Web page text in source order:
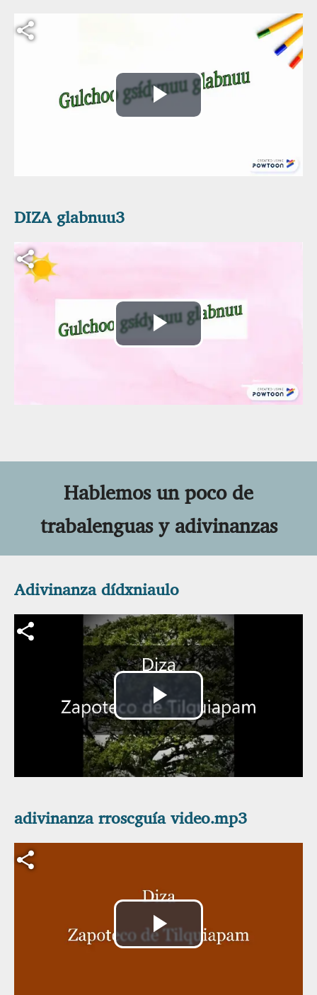
Archivo de vídeo
Reproducir
Archivo de vídeo
Reproducir
Vídeo
DIZA glabnuu3
Hablemos un poco de
trabalenguas y adivinanzas
Archivo de vídeo
Reproducir
Vídeo
Adivinanza dídxniaulo
Archivo de vídeo
Reproducir
adivinanza rroscguía video.mp3